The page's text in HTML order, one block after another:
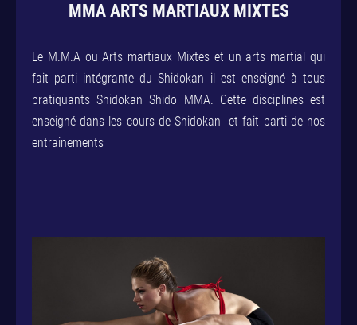
MMA ARTS MARTIAUX MIXTES
Le M.M.A ou Arts martiaux Mixtes et un arts martial qui
fait parti intégrante du Shidokan il est enseigné à tous
pratiquants Shidokan Shido MMA. Cette disciplines est
enseigné dans les cours de Shidokan et fait parti de nos
entrainements